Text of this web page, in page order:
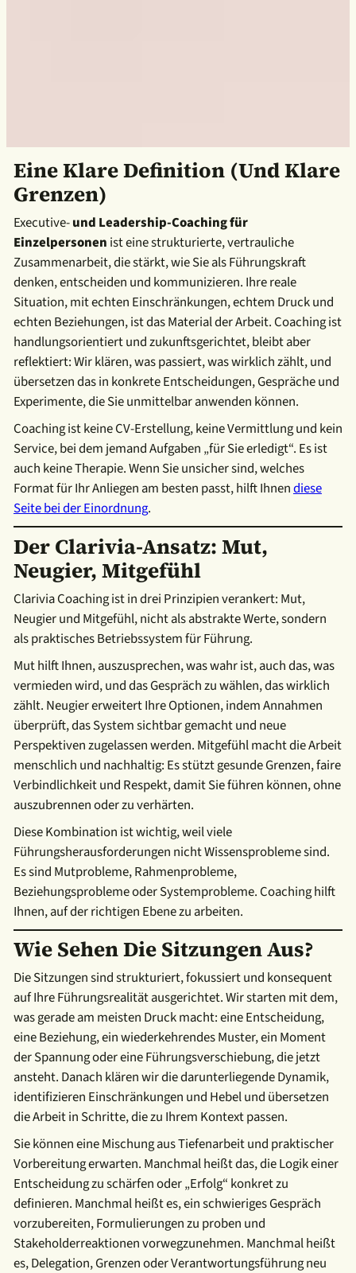
Eine Klare Definition (und Klare
Grenzen)
Executive-und Leadership-Coaching für
Einzelpersonen ist eine strukturierte, vertrauliche
Zusammenarbeit, die stärkt, wie Sie als Führungskraft
denken, entscheiden und kommunizieren. Ihre reale
Situation, mit echten Einschränkungen, echtem Druck und
echten Beziehungen, ist das Material der Arbeit. Coaching ist
handlungsorientiert und zukunftsgerichtet, bleibt aber
reflektiert: Wir klären, was passiert, was wirklich zählt, und
übersetzen das in konkrete Entscheidungen, Gespräche und
Experimente, die Sie unmittelbar anwenden können.
Coaching ist keine CV-Erstellung, keine Vermittlung und kein
Service, bei dem jemand Aufgaben „für Sie erledigt“. Es ist
auch keine Therapie. Wenn Sie unsicher sind, welches
Format für Ihr Anliegen am besten passt, hilft Ihnendiese
Seite bei der Einordnung.
Der Clarivia-Ansatz: Mut,
Neugier, Mitgefühl
Clarivia Coaching ist in drei Prinzipien verankert: Mut,
Neugier und Mitgefühl, nicht als abstrakte Werte, sondern
als praktisches Betriebssystem für Führung.
Mut hilft Ihnen, auszusprechen, was wahr ist, auch das, was
vermieden wird, und das Gespräch zu wählen, das wirklich
zählt. Neugier erweitert Ihre Optionen, indem Annahmen
überprüft, das System sichtbar gemacht und neue
Perspektiven zugelassen werden. Mitgefühl macht die Arbeit
menschlich und nachhaltig: Es stützt gesunde Grenzen, faire
Verbindlichkeit und Respekt, damit Sie führen können, ohne
auszubrennen oder zu verhärten.
Diese Kombination ist wichtig, weil viele
Führungsherausforderungen nicht Wissensprobleme sind.
Es sind Mutprobleme, Rahmenprobleme,
Beziehungsprobleme oder Systemprobleme. Coaching hilft
Ihnen, auf der richtigen Ebene zu arbeiten.
Wie Sehen Die Sitzungen Aus?
Die Sitzungen sind strukturiert, fokussiert und konsequent
auf Ihre Führungsrealität ausgerichtet. Wir starten mit dem,
was gerade am meisten Druck macht: eine Entscheidung,
eine Beziehung, ein wiederkehrendes Muster, ein Moment
der Spannung oder eine Führungsverschiebung, die jetzt
ansteht. Danach klären wir die darunterliegende Dynamik,
identifizieren Einschränkungen und Hebel und übersetzen
die Arbeit in Schritte, die zu Ihrem Kontext passen.
Sie können eine Mischung aus Tiefenarbeit und praktischer
Vorbereitung erwarten. Manchmal heißt das, die Logik einer
Entscheidung zu schärfen oder „Erfolg“ konkret zu
definieren. Manchmal heißt es, ein schwieriges Gespräch
vorzubereiten, Formulierungen zu proben und
Stakeholderreaktionen vorwegzunehmen. Manchmal heißt
es, Delegation, Grenzen oder Verantwortungsführung neu